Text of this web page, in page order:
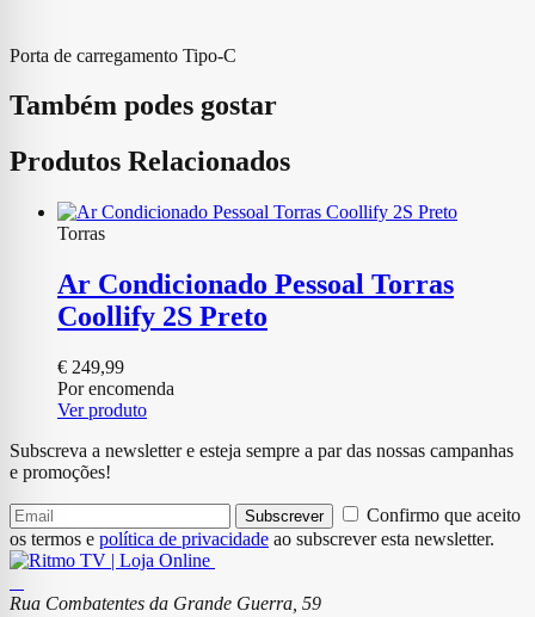
Porta de carregamento Tipo-C
Também podes gostar
Produtos Relacionados
Torras
Ar Condicionado Pessoal Torras
Coollify 2S Preto
€ 249,99
Por encomenda
Ver produto
Subscreva a newsletter e esteja sempre a par das nossas campanhas
e promoções!
Subscrever
Confirmo que aceito
os termos e política de privacidade ao subscrever esta newsletter.
Rua Combatentes da Grande Guerra, 59